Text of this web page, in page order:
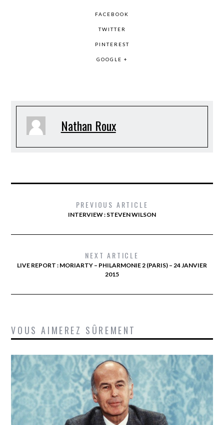
FACEBOOK
TWITTER
PINTEREST
GOOGLE +
Nathan Roux
PREVIOUS ARTICLE
INTERVIEW : STEVEN WILSON
NEXT ARTICLE
LIVE REPORT : MORIARTY – PHILARMONIE 2 (PARIS) – 24 JANVIER
2015
VOUS AIMEREZ SÛREMENT